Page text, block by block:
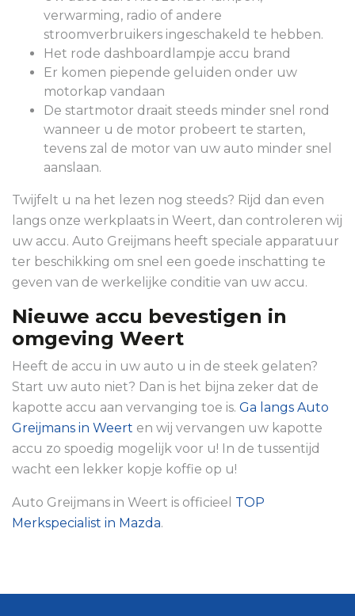
verwarming, radio of andere
stroomverbruikers ingeschakeld te hebben.
Het rode dashboardlampje accu brand
Er komen piepende geluiden onder uw
motorkap vandaan
De startmotor draait steeds minder snel rond
wanneer u de motor probeert te starten,
tevens zal de motor van uw auto minder snel
aanslaan.
Twijfelt u na het lezen nog steeds? Rijd dan even
langs onze werkplaats in Weert, dan controleren wij
uw accu. Auto Greijmans heeft speciale apparatuur
ter beschikking om snel een goede inschatting te
geven van de werkelijke conditie van uw accu.
Nieuwe accu bevestigen in
omgeving Weert
Heeft de accu in uw auto u in de steek gelaten?
Start uw auto niet? Dan is het bijna zeker dat de
kapotte accu aan vervanging toe is. Ga langs Auto
Greijmans in Weert en wij vervangen uw kapotte
accu zo spoedig mogelijk voor u! In de tussentijd
wacht een lekker kopje koffie op u!
Auto Greijmans in Weert is officieel TOP
Merkspecialist in Mazda.